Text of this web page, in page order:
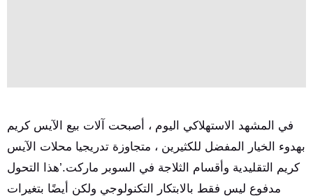
في المشهد الاستهلاكي اليوم ، أصبحت آلات بيع الآيس كريم
بهدوء الخيار المفضل للكثيرين ، متجاوزة تدريجيا محلات الآيس
كريم التقليدية وأقسام الثلاجة في السوبر ماركت.’هذا التحول
مدفوع ليس فقط بالابتكار التكنولوجي ولكن أيضًا بتغيرات